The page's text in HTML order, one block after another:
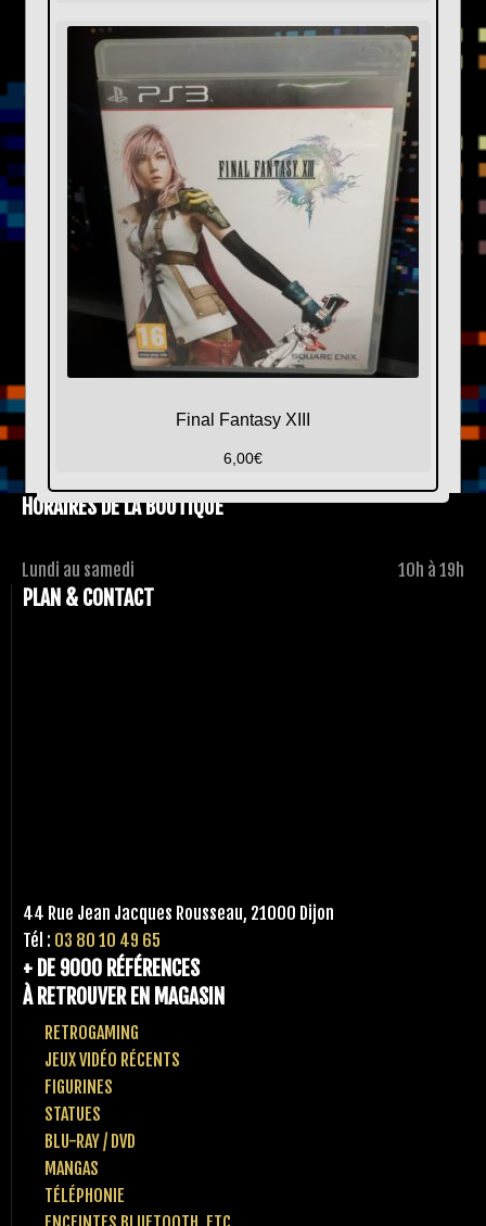
Final Fantasy XIII
6,00€
HORAIRES DE LA BOUTIQUE
Lundi au samedi 10h à 19h
PLAN & CONTACT
44 Rue Jean Jacques Rousseau, 21000 Dijon
Tél : 03 80 10 49 65
+ DE 9000 RÉFÉRENCES
À RETROUVER EN MAGASIN
RETROGAMING
JEUX VIDÉO RÉCENTS
FIGURINES
STATUES
BLU-RAY / DVD
MANGAS
TÉLÉPHONIE